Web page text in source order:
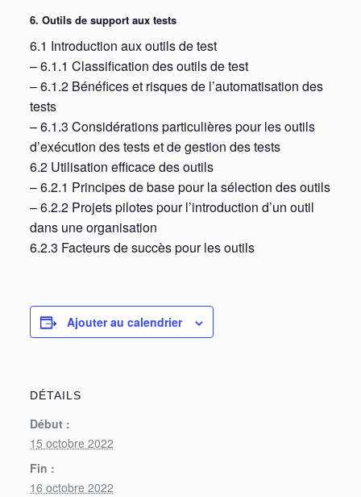
6. Outils de support aux tests
6.1 Introduction aux outils de test
– 6.1.1 Classification des outils de test
– 6.1.2 Bénéfices et risques de l’automatisation des
tests
– 6.1.3 Considérations particulières pour les outils
d’exécution des tests et de gestion des tests
6.2 Utilisation efficace des outils
– 6.2.1 Principes de base pour la sélection des outils
– 6.2.2 Projets pilotes pour l’introduction d’un outil
dans une organisation
6.2.3 Facteurs de succès pour les outils
Ajouter au calendrier
DÉTAILS
Début :
15 octobre 2022
Fin :
16 octobre 2022